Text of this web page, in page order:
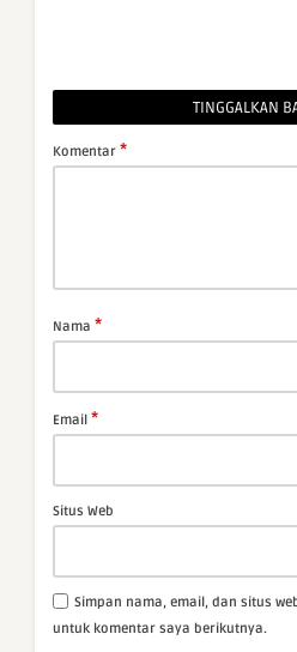
TINGGALKAN
Komentar *
Nama *
Email *
Situs Web
Simpan nama, email, dan situs
untuk komentar saya berikutnya.